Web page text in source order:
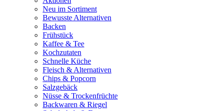
Neu im Sortiment
Bewusste Alternativen
Backen
Frühstück
Kaffee & Tee
Kochzutaten
Schnelle Küche
Fleisch & Alternativen
Chips & Popcorn
Salzgebäck
Nüsse & Trockenfrüchte
Backwaren & Riegel